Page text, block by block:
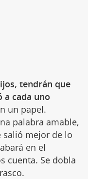
tendrán que
a cada uno
un papel.
palabra amable,
salió mejor de lo
en el
cuenta. Se dobla